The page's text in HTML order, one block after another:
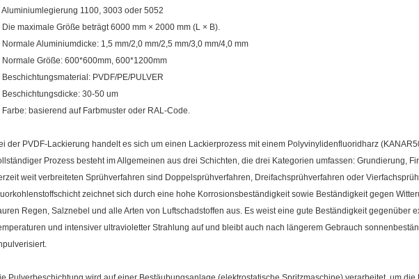
Aluminiumlegierung 1100, 3003 oder 5052
Die maximale Größe beträgt 6000 mm × 2000 mm (L × B).
Normale Aluminiumdicke: 1,5 mm/2,0 mm/2,5 mm/3,0 mm/4,0 mm
Normale Größe: 600*600mm, 600*1200mm
Beschichtungsmaterial: PVDF/PE/PULVER
Beschichtungsdicke: 30-50 um
Farbe: basierend auf Farbmuster oder RAL-Code.
der PVDF-Lackierung handelt es sich um einen Lackierprozess mit einem Polyvinylidenfluoridharz
Prozess besteht im Allgemeinen aus drei Schichten, die drei Kategorien umfassen: Grundierung,
weit verbreiteten Sprühverfahren sind Doppelsprühverfahren, Dreifachsprühverfahren oder
zeichnet sich durch eine hohe Korrosionsbeständigkeit sowie Beständigkeit gegen
Regen, Salznebel und alle Arten von Luftschadstoffen aus. Es weist eine gute Beständigkeit gegenüber
und intensiver ultravioletter Strahlung auf und bleibt auch nach längerem Gebrauch